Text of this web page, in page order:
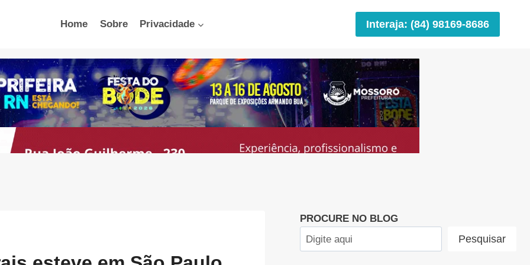
Home Sobre Privacidade Interaja: (84) 98169-8686
PROCURE NO BLOG
Pesquisar